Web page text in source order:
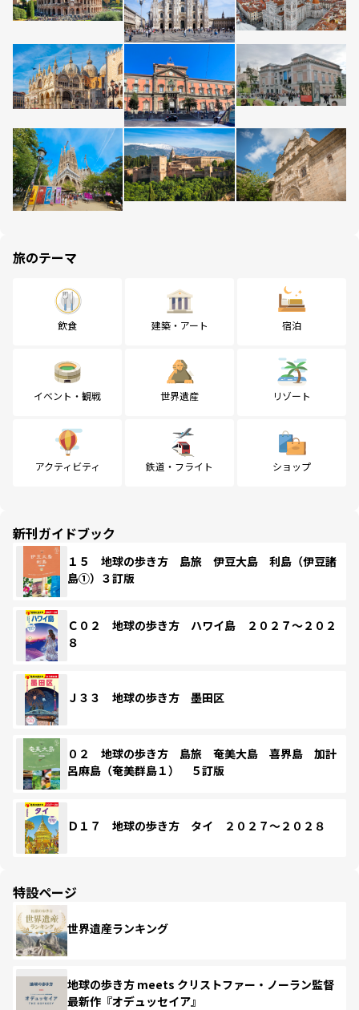
旅のテーマ
飲食 建築・アート 宿泊
イベント・観戦 世界遺産 リゾート
アクティビティ 鉄道・フライト ショップ
新刊ガイドブック
１５ 地球の歩き方 島旅 伊豆大島 利島（伊豆諸
島①）３訂版
Ｃ０２ 地球の歩き方 ハワイ島 ２０２７～２０２
８
Ｊ３３ 地球の歩き方 墨田区
０２ 地球の歩き方 島旅 奄美大島 喜界島 加計
呂麻島（奄美群島１） ５訂版
Ｄ１７ 地球の歩き方 タイ ２０２７～２０２８
特設ページ
世界遺産ランキング
地球の歩き方 meets クリストファー・ノーラン監督
最新作『オデュッセイア』